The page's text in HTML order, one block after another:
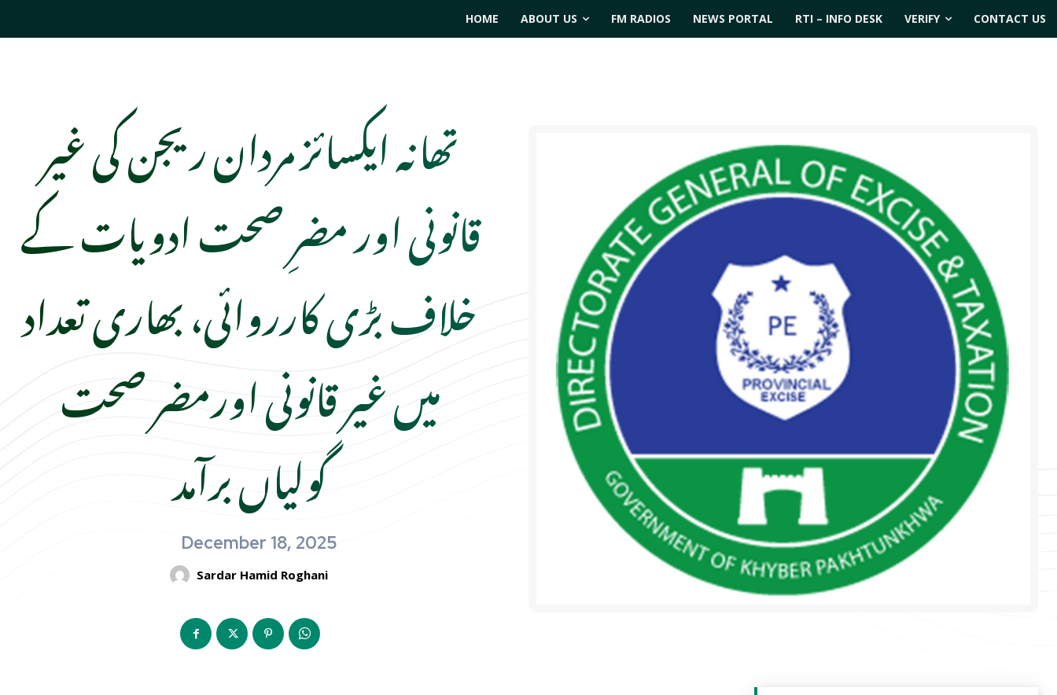
HOME ABOUT US FM RADIOS NEWS PORTAL RTI – INFO DESK VERIFY CONTACT US
تھانہ ایکسائز مردان ریجن کی غیر
قانونی اور مضرِ صحت ادویات کے
خلاف بڑی کارروائی، بھاری تعداد
میں غیر قانونی اورمضر صحت
گولیاں برآمد
December 18, 2025
Sardar Hamid Roghani